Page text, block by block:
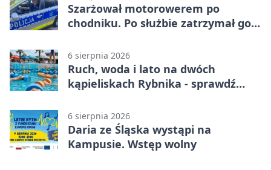
Szarżował motorowerem po
chodniku. Po służbie zatrzymał go
6 sierpnia 2026
Ruch, woda i lato na dwóch
kąpieliskach Rybnika - sprawdź
6 sierpnia 2026
Daria ze Śląska wystąpi na
Kampusie. Wstęp wolny